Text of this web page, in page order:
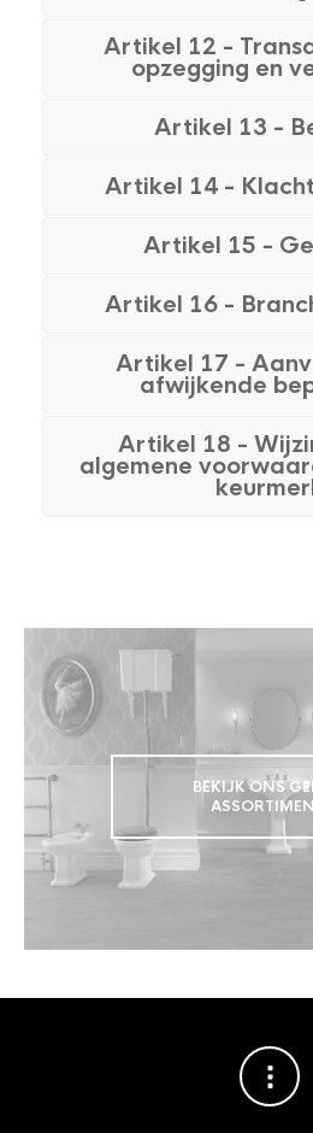
Artikel 12 -
opzegging en
Artikel 13 -
Artikel 14 -
Artikel 15 -
Artikel 16 -
Artikel 17 -
afwijkende
Artikel 18 -
algemene
BEKIJK ONS